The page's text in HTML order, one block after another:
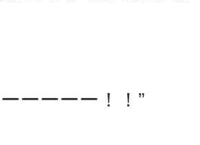
ーーーー！！”